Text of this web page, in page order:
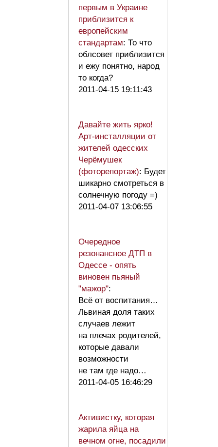
первым в Украине
приблизится к
европейским
стандартам: То что
облсовет приблизится
и ежу понятно, народ
то когда?
2011-04-15 19:11:43
Давайте жить ярко!
Арт-инсталляции от
жителей одесских
Черёмушек
(фоторепортаж): Будет
шикарно смотреться в
солнечную погоду =)
2011-04-07 13:06:55
Очередное
резонансное ДТП в
Одессе - опять
виновен пьяный
"мажор":
Всё от воспитания…
Львиная доля таких
случаев лежит
на плечах родителей,
которые давали
возможности
не там где надо…
2011-04-05 16:46:29
Активистку, которая
жарила яйца на
вечном огне, посадили